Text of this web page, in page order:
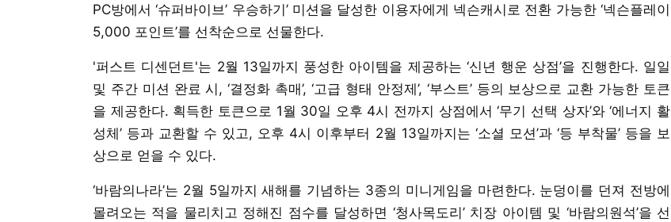
PC방에서 ‘슈퍼바이브’ 우승하기’ 미션을 달성한 이용자에게 넥슨캐시로 전환 가능한 ‘넥슨플레이
5,000 포인트’를 선착순으로 선물한다.
'퍼스트 디센던트'는 2월 13일까지 풍성한 아이템을 제공하는 ‘신년 행운 상점’을 진행한다. 일일
및 주간 미션 완료 시, ‘결정화 촉매’, ‘고급 형태 안정제’, ‘부스트’ 등의 보상으로 교환 가능한 토큰
을 제공한다. 획득한 토큰으로 1월 30일 오후 4시 전까지 상점에서 ‘무기 선택 상자’와 ‘에너지 활
성체’ 등과 교환할 수 있고, 오후 4시 이후부터 2월 13일까지는 ‘소셜 모션’과 ‘등 부착물’ 등을 보
상으로 얻을 수 있다.
‘바람의나라’는 2월 5일까지 새해를 기념하는 3종의 미니게임을 마련한다. 눈덩이를 던져 전방에
몰려오는 적을 물리치고 정해진 점수를 달성하면 ‘청사목도리’ 치장 아이템 및 ‘바람의원석’을 선